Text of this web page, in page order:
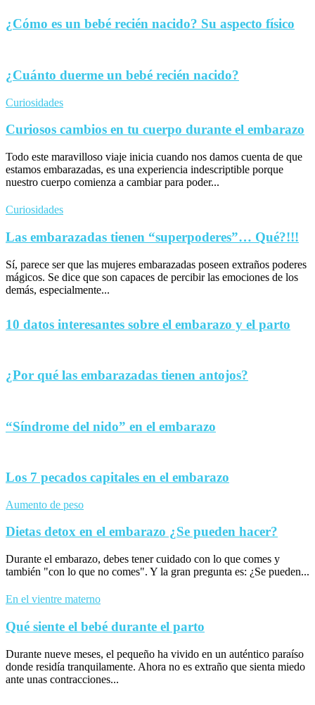
¿Cómo es un bebé recién nacido? Su aspecto físico
¿Cuánto duerme un bebé recién nacido?
Curiosidades
Curiosos cambios en tu cuerpo durante el embarazo
Todo este maravilloso viaje inicia cuando nos damos cuenta de que
estamos embarazadas, es una experiencia indescriptible porque
nuestro cuerpo comienza a cambiar para poder...
Curiosidades
Las embarazadas tienen “superpoderes”… Qué?!!!
Sí, parece ser que las mujeres embarazadas poseen extraños poderes
mágicos. Se dice que son capaces de percibir las emociones de los
demás, especialmente...
10 datos interesantes sobre el embarazo y el parto
¿Por qué las embarazadas tienen antojos?
“Síndrome del nido” en el embarazo
Los 7 pecados capitales en el embarazo
Aumento de peso
Dietas detox en el embarazo ¿Se pueden hacer?
Durante el embarazo, debes tener cuidado con lo que comes y
también "con lo que no comes". Y la gran pregunta es: ¿Se pueden...
En el vientre materno
Qué siente el bebé durante el parto
Durante nueve meses, el pequeño ha vivido en un auténtico paraíso
donde residía tranquilamente. Ahora no es extraño que sienta miedo
ante unas contracciones...